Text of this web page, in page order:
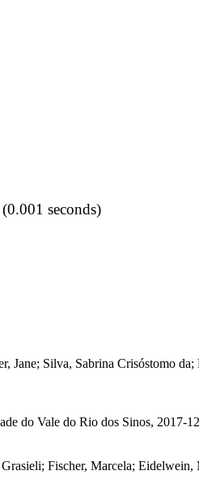
(0.001 seconds)
Jane; Silva, Sabrina Crisóstomo da;
do Vale do Rio dos Sinos, 2017-
; Fischer, Marcela; Eidelwein,